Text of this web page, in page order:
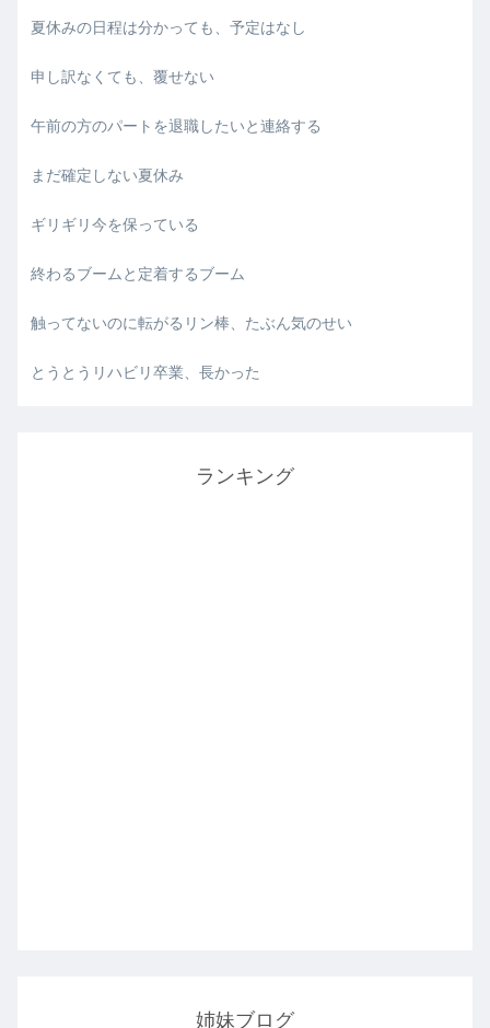
夏休みの日程は分かっても、予定はなし
申し訳なくても、覆せない
午前の方のパートを退職したいと連絡する
まだ確定しない夏休み
ギリギリ今を保っている
終わるブームと定着するブーム
触ってないのに転がるリン棒、たぶん気のせい
とうとうリハビリ卒業、長かった
ランキング
姉妹ブログ